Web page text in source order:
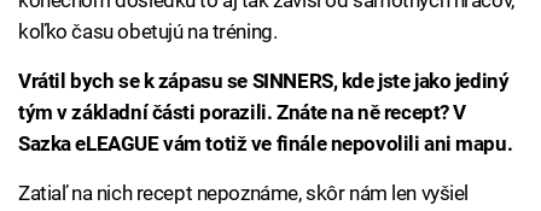
koľko času obetujú na tréning.
Vrátil bych se k zápasu se SINNERS, kde jste jako jediný
tým v základní části porazili. Znáte na ně recept? V
Sazka eLEAGUE vám totiž ve finále nepovolili ani mapu.
Zatiaľ na nich recept nepoznáme, skôr nám len vyšiel